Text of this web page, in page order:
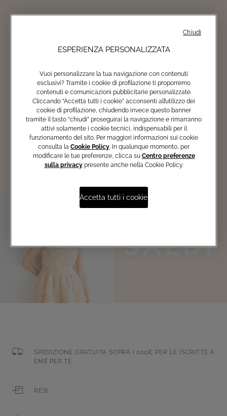
Iscriviti ad EMÉ PER TE! Accedi
in anteprima alle promozioni e
scopri i vantaggi esclusivi!
Iscriviti ora
SPEDIZIONE GRATUITA SOPRA I 200€ PER LE ISCRITTE A
EMÉ PER TE
RESI
ESPERIENZA PERSONALIZZATA
Vuoi personalizzare la tua navigazione con contenuti
esclusivi? Tramite i cookie di profilazione ti proporremo
contenuti e comunicazioni pubblicitarie personalizzate.
Cliccando “Accetta tutti i cookie” acconsenti all’utilizzo dei
cookie di profilazione, chiudendo invece questo banner
tramite il tasto “chiudi” proseguirai la navigazione e rimarranno
attivi solamente i cookie tecnici, indispensabili per il
funzionamento del sito. Per maggiori informazioni sui cookie
consulta la Cookie Policy . In qualunque momento, per
modificare le tue preferenze, clicca su Centro preferenze
sulla privacypresente anche nella Cookie Policy.
Accetta tutti i cookie
Chiudi